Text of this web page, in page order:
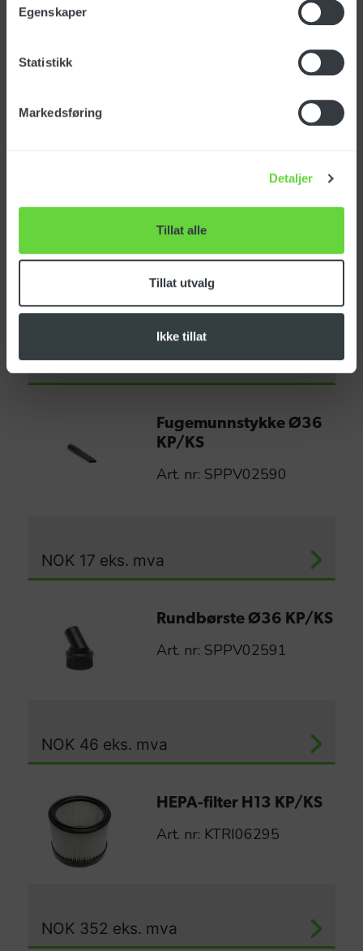
Egenskaper
Statistikk
Markedsføring
Detaljer
Tillat alle
Tillat utvalg
Ikke tillat
Vannmunnstykke Ø36
Art. nr: SPPV02593
NOK160 eks. mva
Fugemunnstykke Ø36
KP/KS
Art. nr: SPPV02590
NOK 17 eks. mva
Rundbørste Ø36 KP/KS
Art. nr: SPPV02591
NOK 46 eks. mva
HEPA-filter H13 KP/KS
Art. nr: KTRI06295
NOK 352 eks. mva